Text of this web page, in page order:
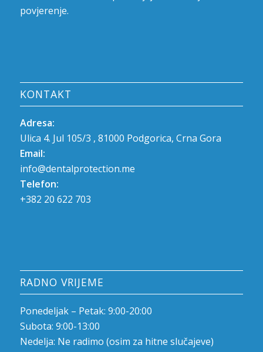
povjerenje.
KONTAKT
Adresa:
Ulica 4. Jul 105/3 , 81000 Podgorica, Crna Gora
Email:
info@dentalprotection.me
Telefon:
+382 20 622 703
RADNO VRIJEME
Ponedeljak – Petak: 9:00-20:00
Subota: 9:00-13:00
Nedelja: Ne radimo (osim za hitne slučajeve)